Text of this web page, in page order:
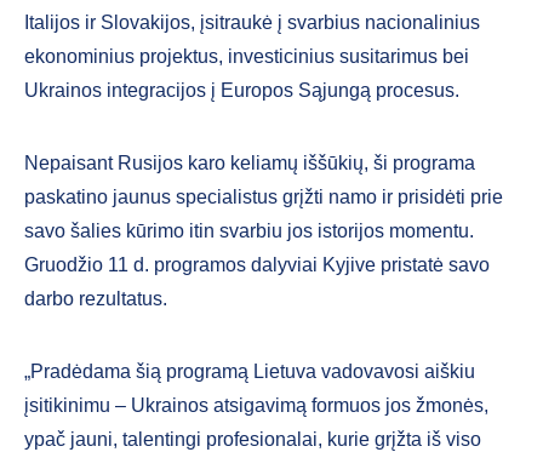
Italijos ir Slovakijos, įsitraukė į svarbius nacionalinius
ekonominius projektus, investicinius susitarimus bei
Ukrainos integracijos į Europos Sąjungą procesus.
Nepaisant Rusijos karo keliamų iššūkių, ši programa
paskatino jaunus specialistus grįžti namo ir prisidėti prie
savo šalies kūrimo itin svarbiu jos istorijos momentu.
Gruodžio 11 d. programos dalyviai Kyjive pristatė savo
darbo rezultatus.
„Pradėdama šią programą Lietuva vadovavosi aiškiu
įsitikinimu – Ukrainos atsigavimą formuos jos žmonės,
ypač jauni, talentingi profesionalai, kurie grįžta iš viso